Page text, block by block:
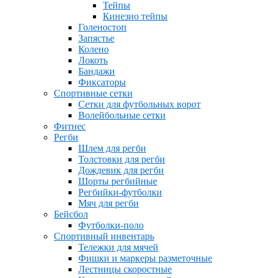
Тейпы
Кинезио тейпы
Голеностоп
Запястье
Колено
Локоть
Бандажи
Фиксаторы
Спортивные сетки
Сетки для футбольных ворот
Волейбольные сетки
Фитнес
Регби
Шлем для регби
Толстовки для регби
Дождевик для регби
Шорты регбийные
Регбийки-футболки
Мяч для регби
Бейсбол
Футболки-поло
Спортивный инвентарь
Тележки для мячей
Фишки и маркеры разметочные
Лестницы скоростные